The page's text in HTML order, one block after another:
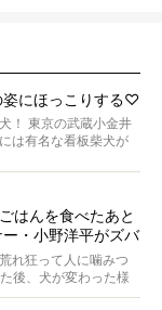
姿にほっこりする♡
！ 東京の武蔵小金井
は有名な看板柴犬が
はんを食べたあと
・小野洋平がズバ
れ狂って人に噛みつ
後、犬が変わった様